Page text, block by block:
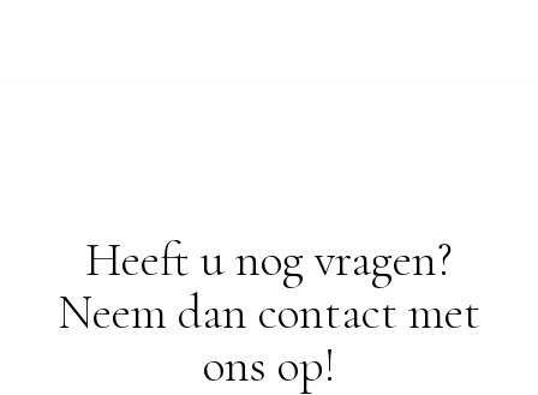
Heeft u nog vragen?
Neem dan contact met
ons op!